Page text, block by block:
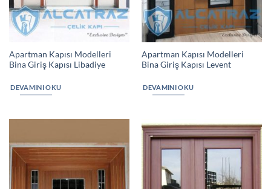
Apartman Kapısı Modelleri
Bina Giriş Kapısı Libadiye
DEVAMINI OKU
Apartman Kapısı Modelleri
Bina Giriş Kapısı Levent
DEVAMINI OKU